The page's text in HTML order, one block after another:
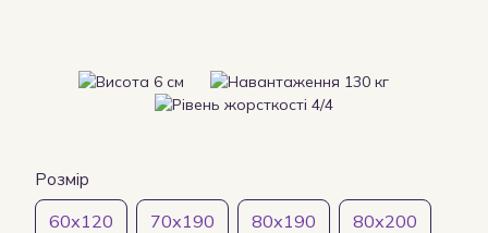
Розмір
60х120 70х190 80х190 80х200